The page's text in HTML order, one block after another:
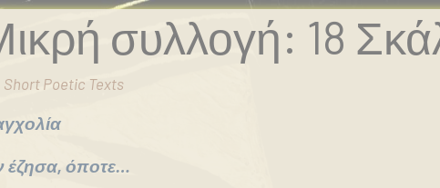
συλλογή: 18
Short Poetic Texts
έζησα, όποτε…